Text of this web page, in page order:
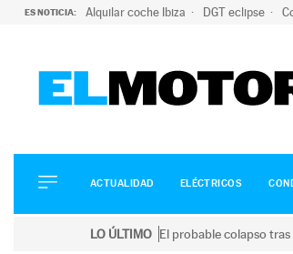
ES NOTICIA: Alquilar coche Ibiza DGT eclipse
ELÉCTRICOS
CONDUCIR
ACTUALIDAD ELÉCTRICOS
LO ÚLTIMO El probable colapso